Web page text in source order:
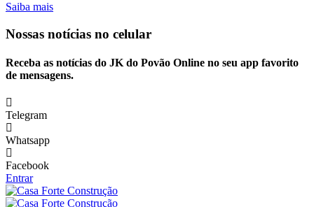
Saiba mais
Nossas notícias no celular
Receba as notícias do JK do Povão Online no seu app favorito
de mensagens.
Telegram
Whatsapp
Facebook
Entrar